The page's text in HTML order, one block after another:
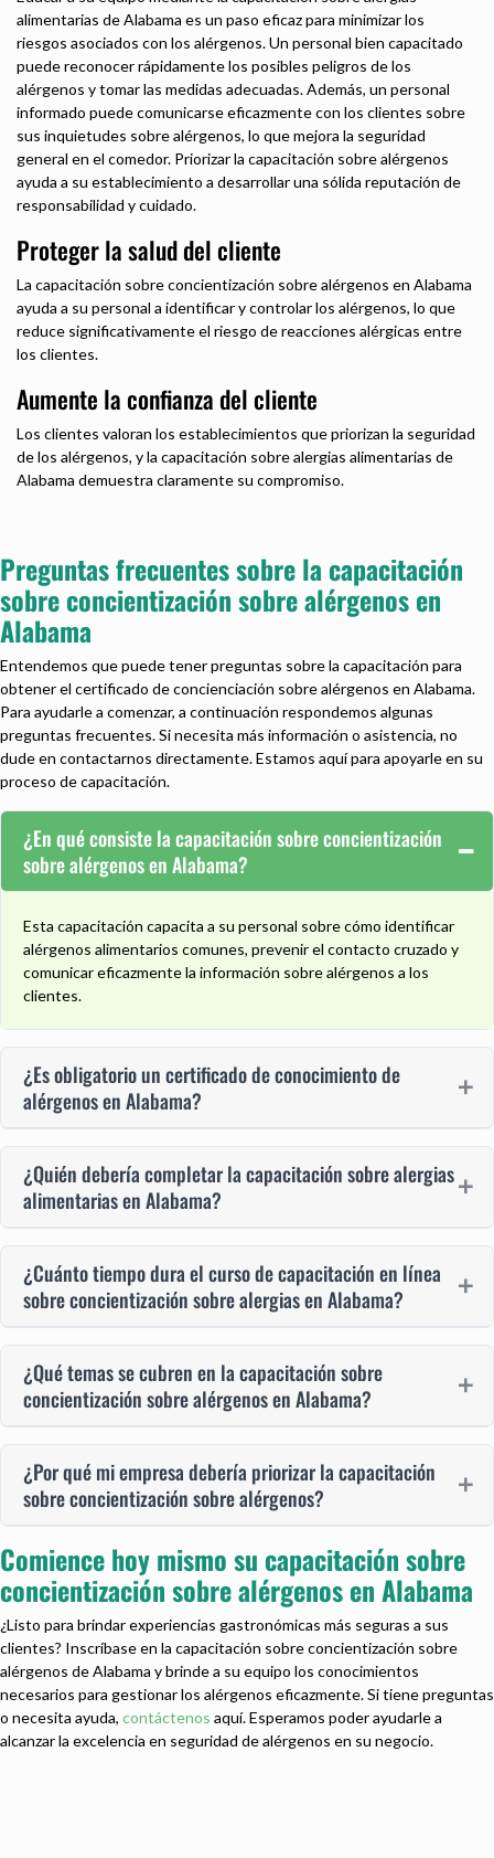
alimentarias de Alabama es un paso eficaz para minimizar los
riesgos asociados con los alérgenos. Un personal bien capacitado
puede reconocer rápidamente los posibles peligros de los
alérgenos y tomar las medidas adecuadas. Además, un personal
informado puede comunicarse eficazmente con los clientes sobre
sus inquietudes sobre alérgenos, lo que mejora la seguridad
general en el comedor. Priorizar la capacitación sobre alérgenos
ayuda a su establecimiento a desarrollar una sólida reputación de
responsabilidad y cuidado.
Proteger la salud del cliente
La capacitación sobre concientización sobre alérgenos en Alabama
ayuda a su personal a identificar y controlar los alérgenos, lo que
reduce significativamente el riesgo de reacciones alérgicas entre
los clientes.
Aumente la confianza del cliente
Los clientes valoran los establecimientos que priorizan la seguridad
de los alérgenos, y la capacitación sobre alergias alimentarias de
Alabama demuestra claramente su compromiso.
Preguntas frecuentes sobre la capacitación
sobre concientización sobre alérgenos en
Alabama
Entendemos que puede tener preguntas sobre la capacitación para
obtener el certificado de concienciación sobre alérgenos en Alabama.
Para ayudarle a comenzar, a continuación respondemos algunas
preguntas frecuentes. Si necesita más información o asistencia, no
dude en contactarnos directamente. Estamos aquí para apoyarle en su
proceso de capacitación.
¿En qué consiste la capacitación sobre concientización
sobre alérgenos en Alabama?
Esta capacitación capacita a su personal sobre cómo identificar
alérgenos alimentarios comunes, prevenir el contacto cruzado y
comunicar eficazmente la información sobre alérgenos a los
clientes.
¿Es obligatorio un certificado de conocimiento de
alérgenos en Alabama?
¿Quién debería completar la capacitación sobre alergias
alimentarias en Alabama?
¿Cuánto tiempo dura el curso de capacitación en línea
sobre concientización sobre alergias en Alabama?
¿Qué temas se cubren en la capacitación sobre
concientización sobre alérgenos en Alabama?
¿Por qué mi empresa debería priorizar la capacitación
sobre concientización sobre alérgenos?
Comience hoy mismo su capacitación sobre
concientización sobre alérgenos en Alabama
¿Listo para brindar experiencias gastronómicas más seguras a sus
clientes? Inscríbase en la capacitación sobre concientización sobre
alérgenos de Alabama y brinde a su equipo los conocimientos
necesarios para gestionar los alérgenos eficazmente. Si tiene preguntas
o necesita ayuda, contáctenos aquí. Esperamos poder ayudarle a
alcanzar la excelencia en seguridad de alérgenos en su negocio.